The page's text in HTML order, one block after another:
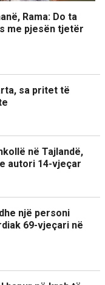
Rama: Do ta
me pjesën tjetër
sa pritet të
në Tajlandë,
autori 14-vjeçar
një personi
69-vjeçari në